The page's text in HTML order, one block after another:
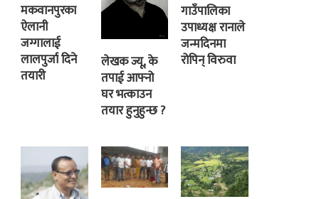
मकवानपुरका
ऐलानी
जग्गालाई
लालपुर्जा दिने
तयारी
लेखक ज्यू, के
तपाई आफ्नो
घर भत्काउन
तयार हुनुहुन्छ ?
गाउँपालिका
उपाध्यक्ष रानाले
जन्मदिनमा
रोपिन् विरुवा